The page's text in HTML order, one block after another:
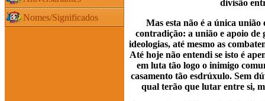
Nomes/Significados
divisão
Mas esta não é a única
contradição: a união e apoio de
ideologias, até mesmo as
Até hoje não entendi se isto é
em luta tão logo o inimigo
casamento tão esdrúxulo. Sem
qual terão que lutar entre si,